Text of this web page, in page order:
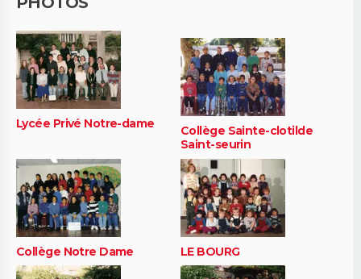
Lycée Privé Notre-dame
Collège Sainte-clotilde
Saint-seurin
Collège Notre Dame LE BOURG